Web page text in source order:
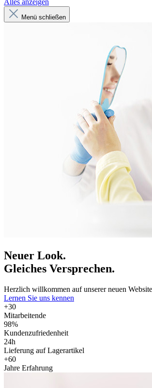
Alles anzeigen
Menü schließen
Neuer Look.
Gleiches Versprechen.
Herzlich willkommen auf unserer neuen Website
Lernen Sie uns kennen
+30
Mitarbeitende
98%
Kundenzufriedenheit
24h
Lieferung auf Lagerartikel
+60
Jahre Erfahrung